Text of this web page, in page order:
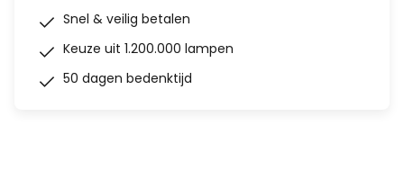
Snel & veilig betalen
Keuze uit 1.200.000 lampen
50 dagen bedenktijd